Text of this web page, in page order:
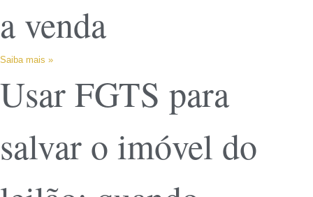
a venda
Saiba mais »
Usar FGTS para
salvar o imóvel do